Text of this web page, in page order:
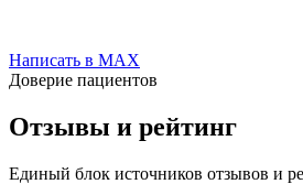
Написать в MAX
Доверие пациентов
Отзывы и рейтинг
Единый блок источников отзывов и